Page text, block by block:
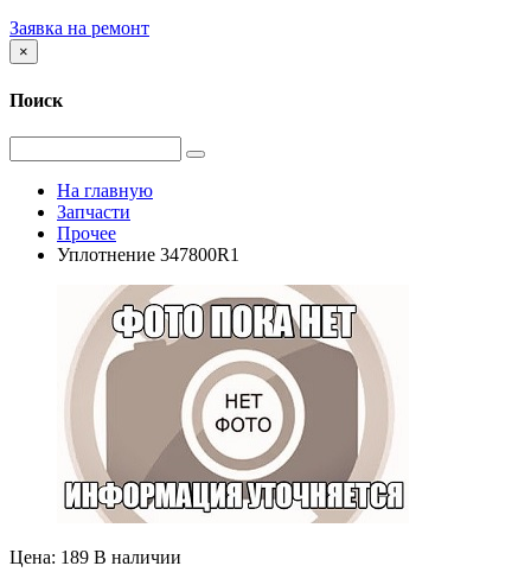
Заявка на ремонт
×
Поиск
На главную
Запчасти
Прочее
Уплотнение 347800R1
Цена: 189 В наличии